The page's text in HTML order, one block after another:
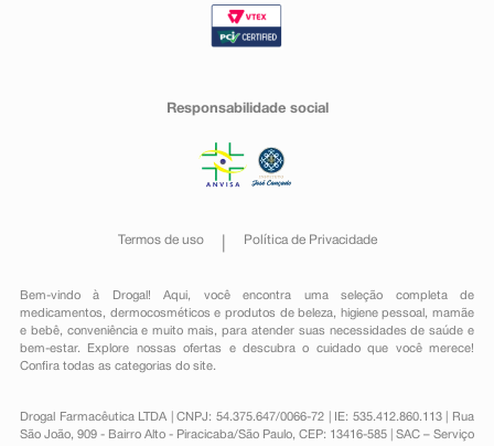
Responsabilidade social
Termos de uso Política de Privacidade
Bem-vindo à Drogal! Aqui, você encontra uma seleção completa de
medicamentos , dermocosméticos e produtos de beleza, higiene pessoal ,mamãe
e bebê, conveniênciae muito mais, para atender suas necessidades de saúde e
bem-estar. Explore nossas ofertas e descubra o cuidado que você merece!
Confira todas as categorias do site.
Drogal Farmacêutica LTDA | CNPJ: 54.375.647/0066-72 | IE: 535.412.860.113 | Rua
São João, 909 - Bairro Alto - Piracicaba/São Paulo, CEP: 13416-585 | SAC – Serviço